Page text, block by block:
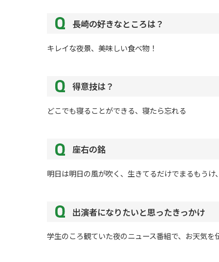
長崎の好きなところは？
キレイな夜景、美味しい食べ物！
得意技は？
どこでも寝ることができる、寝たら忘れる
座右の銘
明日は明日の風が吹く、生きてるだけでまるもうけ
出演者になりたいと思ったきっかけ
学生のころ観ていた夜のニュース番組で、お天気